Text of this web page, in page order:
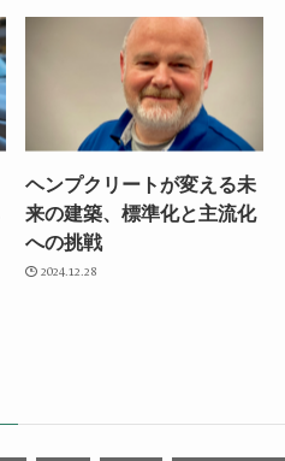
ヘンプクリートが変える未
来の建築、標準化と主流化
への挑戦
2024.12.28